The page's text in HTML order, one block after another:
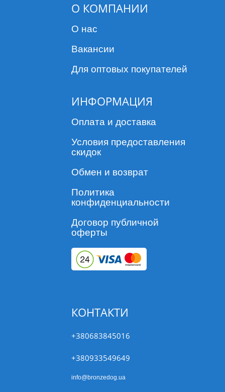
О КОМПАНИИ
О нас
Вакансии
Для оптовых покупателей
ИНФОРМАЦИЯ
Оплата и доставка
Условия предоставления
скидок
Обмен и возврат
Политика
конфиденциальности
Договор публичной
оферты
КОНТАКТИ
+380683845016
+380933549649
info@bronzedog.ua